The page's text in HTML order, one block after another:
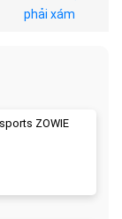
ZOWIE